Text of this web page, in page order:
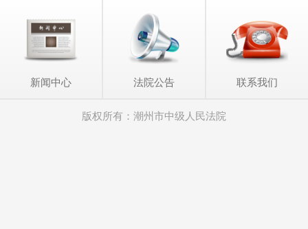
新闻中心 法院公告 联系我们
版权所有：潮州市中级人民法院